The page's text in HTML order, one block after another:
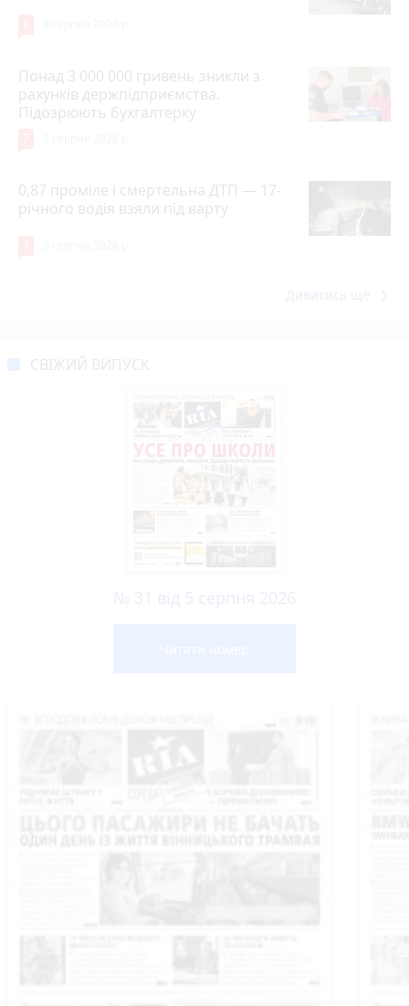
Понад 3 000 000 гривень зникли з
рахунків держпідприємства.
Підозрюють бухгалтерку
0,87 проміле і смертельна ДТП — 17-
річного водія взяли під варту